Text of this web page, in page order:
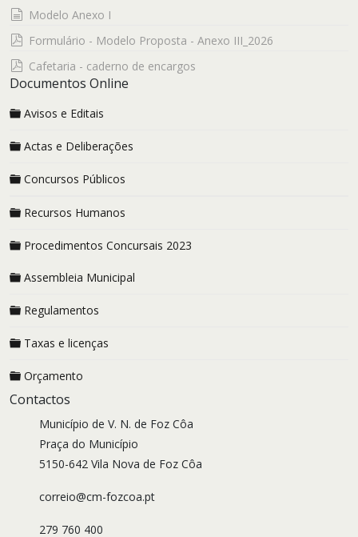
documento
Modelo Anexo I
pdf
Formulário - Modelo Proposta - Anexo III_2026
pdf
Cafetaria - caderno de encargos
Documentos Online
Avisos e Editais
Actas e Deliberações
Concursos Públicos
Recursos Humanos
Procedimentos Concursais 2023
Assembleia Municipal
Regulamentos
Taxas e licenças
Orçamento
Contactos
Município de V. N. de Foz Côa
Praça do Município
5150-642 Vila Nova de Foz Côa
correio@cm-fozcoa.pt
279 760 400